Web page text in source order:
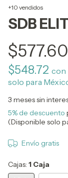
+10 vendidos
SDB
$577.60
$548.72 con
solo para
3 meses sin
5% de descuento
(Disponible solo
Envío gratis
Cajas: 1 Caja